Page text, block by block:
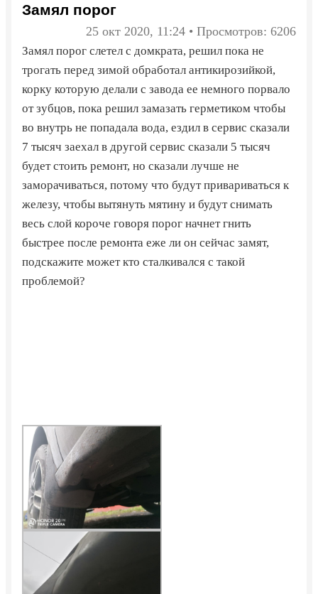
Замял порог
25 окт 2020, 11:24 • Просмотров: 6206
Замял порог слетел с домкрата, решил пока не
трогать перед зимой обработал антикирозийкой,
корку которую делали с завода ее немного порвало
от зубцов, пока решил замазать герметиком чтобы
во внутрь не попадала вода, ездил в сервис сказали
7 тысяч заехал в другой сервис сказали 5 тысяч
будет стоить ремонт, но сказали лучше не
заморачиваться, потому что будут привариваться к
железу, чтобы вытянуть мятину и будут снимать
весь слой короче говоря порог начнет гнить
быстрее после ремонта еже ли он сейчас замят,
подскажите может кто сталкивался с такой
проблемой?